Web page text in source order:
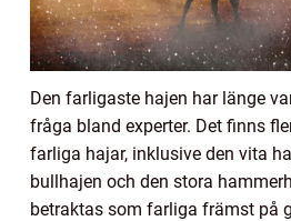
Den farligaste hajen har länge
fråga bland experter. Det finns
farliga hajar, inklusive den vita
bullhajen och den stora
betraktas som farliga främst på